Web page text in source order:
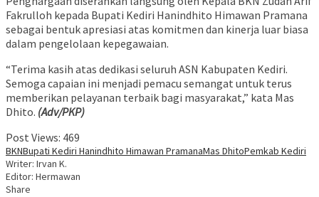
Fakrulloh kepada Bupati Kediri Hanindhito Himawan Pramana
sebagai bentuk apresiasi atas komitmen dan kinerja luar biasa
dalam pengelolaan kepegawaian.
“Terima kasih atas dedikasi seluruh ASN Kabupaten Kediri.
Semoga capaian ini menjadi pemacu semangat untuk terus
memberikan pelayanan terbaik bagi masyarakat,” kata Mas
Dhito. (Adv/PKP)
Post Views: 469
BKNBupati Kediri Hanindhito Himawan PramanaMas DhitoPemkab Kediri
Writer: Irvan K.
Editor: Hermawan
Share